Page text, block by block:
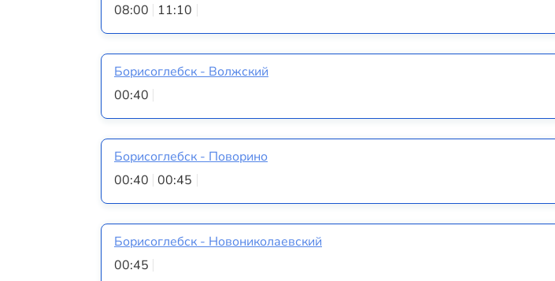
08:00
11:10
Борисоглебск - Волжский
00:40
Борисоглебск - Поворино
00:40 00:45
Борисоглебск - Новониколаевский
00:45